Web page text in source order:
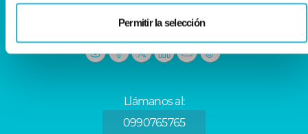
Permitir la selección
Llámanos al:
0990765765